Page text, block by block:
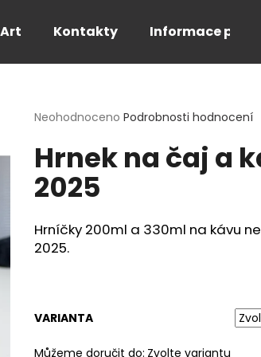
Art Kontakty Informace pro
Průměrné
produktu
je
0,0
z
hvězdiček.
Neohodnoceno Podrobnosti hodnocení
Hrnek na čaj a
2025
Hrníčky 200ml a 330ml na kávu
2025.
VARIANTA
Můžeme doručit do: Zvolte variantu
HLEDAT
SPEED - PÁNSKÉ TRIČKO LUSSO